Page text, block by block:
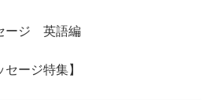
ージ 英語編
セージ特集】